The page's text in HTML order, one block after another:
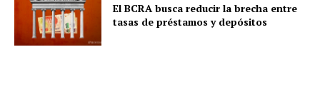
El BCRA busca reducir la brecha entre
tasas de préstamos y depósitos